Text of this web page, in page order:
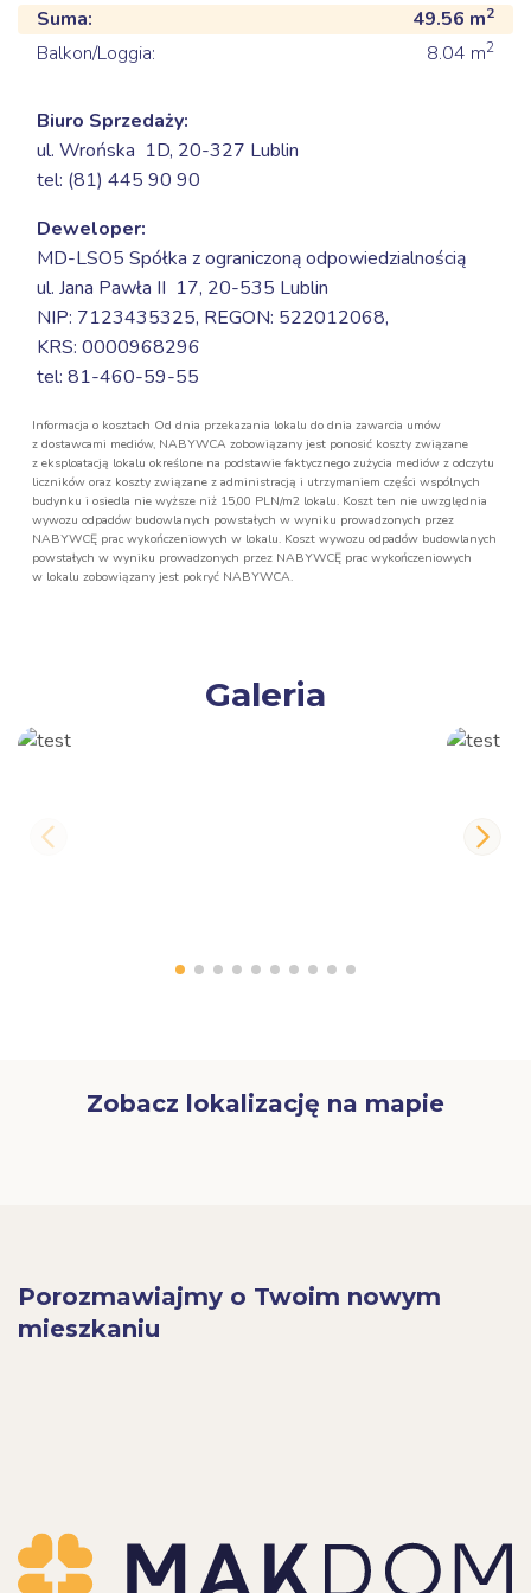
Suma: 49.56 m2
Balkon/Loggia: 8.04 m2
Biuro Sprzedaży:
ul. Wrońska 1D, 20-327 Lublin
tel: (81) 445 90 90
Deweloper:
MD-LSO5 Spółka z ograniczoną odpowiedzialnością
ul. Jana Pawła II 17, 20-535 Lublin
NIP: 7123435325, REGON: 522012068,
KRS: 0000968296
tel: 81-460-59-55
Informacja o kosztach Od dnia przekazania lokalu do dnia zawarcia umów
z dostawcami mediów, NABYWCA zobowiązany jest ponosić koszty związane
z eksploatacją lokalu określone na podstawie faktycznego zużycia mediów z odczytu
liczników oraz koszty związane z administracją i utrzymaniem części wspólnych
budynku i osiedla nie wyższe niż 15,00 PLN/m2 lokalu. Koszt ten nie uwzględnia
wywozu odpadów budowlanych powstałych w wyniku prowadzonych przez
NABYWCĘ prac wykończeniowych w lokalu. Koszt wywozu odpadów budowlanych
powstałych w wyniku prowadzonych przez NABYWCĘ prac wykończeniowych
w lokalu zobowiązany jest pokryć NABYWCA.
Galeria
Zobacz lokalizację na mapie
Porozmawiajmy o Twoim nowym
mieszkaniu